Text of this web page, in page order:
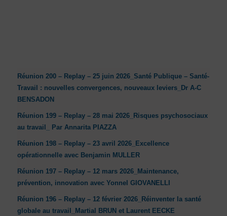
Réunion 200 – Replay – 25 juin 2026_Santé Publique – Santé-
Travail : nouvelles convergences, nouveaux leviers_Dr A-C
BENSADON
Réunion 199 – Replay – 28 mai 2026_Risques psychosociaux
au travail_ Par Annarita PIAZZA
Réunion 198 – Replay – 23 avril 2026_Excellence
opérationnelle avec Benjamin MULLER
Réunion 197 – Replay – 12 mars 2026_Maintenance,
prévention, innovation avec Yonnel GIOVANELLI
Réunion 196 – Replay – 12 février 2026_Réinventer la santé
globale au travail_Martial BRUN et Laurent EECKE